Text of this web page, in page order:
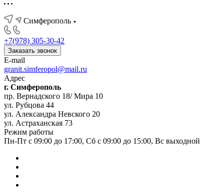
Симферополь
+7(978) 305-30-42
Заказать звонок
E-mail
granit.simferopol@mail.ru
Адрес
г. Симферополь
пр. Вернадского 18/ Мира 10
ул. Рубцова 44
ул. Александра Невского 20
ул. Астраханская 73
Режим работы
Пн-Пт с 09:00 до 17:00, Сб с 09:00 до 15:00, Вс выходной